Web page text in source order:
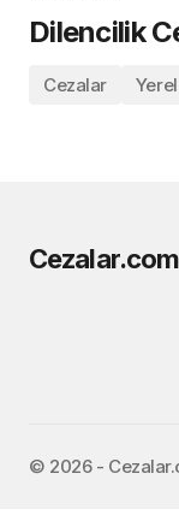
Dilencilik
Cezalar
©️ 2026 -